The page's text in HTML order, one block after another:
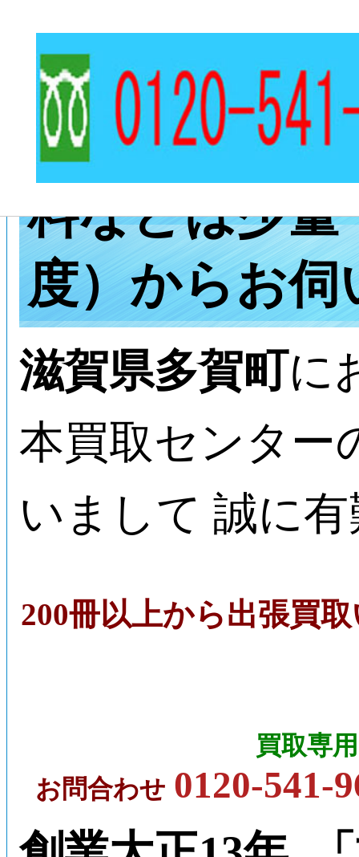
和本、古典
古地図、木
料などは少量
度）からお伺
滋賀県多賀町に
本買取センター
いまして 誠に
200冊以上から出張買
買取専
お問合わせ 0120-541-